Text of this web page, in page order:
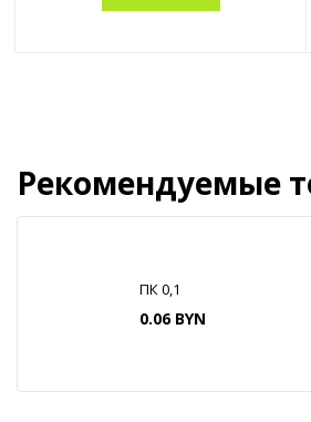
Рекомендуемые
ПК 0,1
0.06 BYN